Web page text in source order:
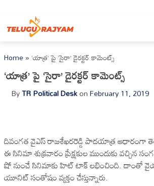
Home»‘యాత్ర’ పై ‘సైరా’ డైరక్టర్ కామెంట్స్
‘యాత్ర’ పై ‘సైరా’ డైరక్టర్ కామెంట్స్
ByTR Political DeskonFebruary 11, 2019
దివంగత వైఎస్ రాజశేఖరరెడ్డి పాదయాత్ర ఆధారంగా
ఈ సినిమా శుక్రవారం ప్రేక్షకుల ముందుకు వచ్చిన
షో నుంచే సినిమాకు హిట్ టాక్ లభించింది. దాంతో
యూనిట్‌ సంతోషం వ్యక్తం చేస్తున్నారు.